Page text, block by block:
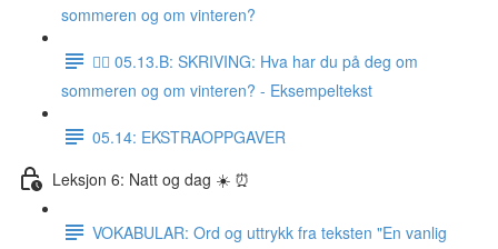
sommeren og om vinteren?
✍🏼 05.13.B: SKRIVING: Hva har du på deg om
sommeren og om vinteren? - Eksempeltekst
05.14: EKSTRAOPPGAVER
Leksjon 6: Natt og dag ☀️ ⏰
VOKABULAR: Ord og uttrykk fra teksten "En vanlig